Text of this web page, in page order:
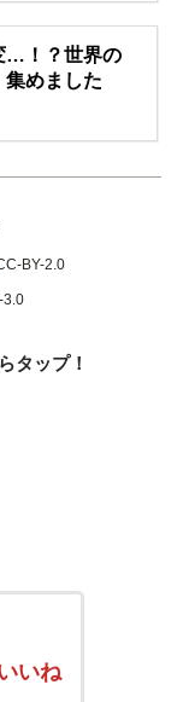
…！？世界の
集めました
BY-2.0
3.0
タップ！
いね